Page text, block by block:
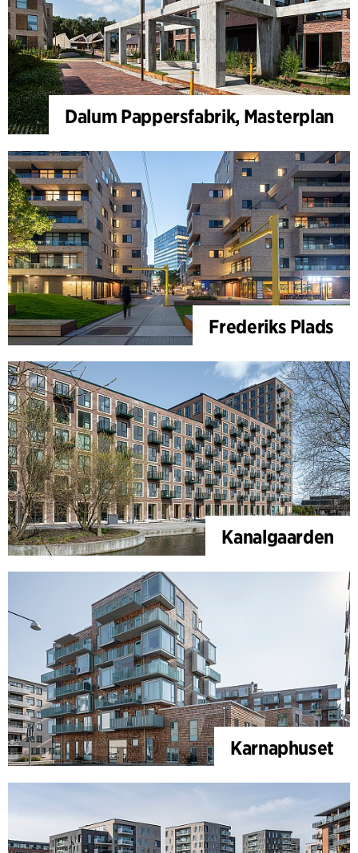
Dalum Pappersfabrik, Masterplan
Frederiks Plads
Kanalgaarden
Karnaphuset